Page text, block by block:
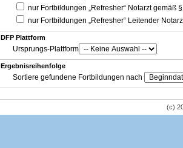
nur Fortbildungen „Refresher“ Notarzt gemäß
nur Fortbildungen „Refresher“ Leitender
DFP Plattform
Ursprungs-Plattform
Ergebnisreihenfolge
Sortiere gefundene Fortbildungen nach
(c)